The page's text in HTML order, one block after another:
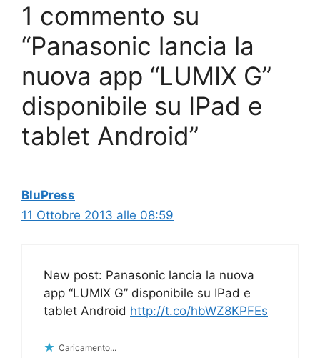
1 commento su
“Panasonic lancia la
nuova app “LUMIX G”
disponibile su IPad e
tablet Android”
BluPress
11 Ottobre 2013 alle 08:59
New post: Panasonic lancia la nuova
app “LUMIX G” disponibile su IPad e
tablet Android http://t.co/hbWZ8KPFEs
Caricamento...